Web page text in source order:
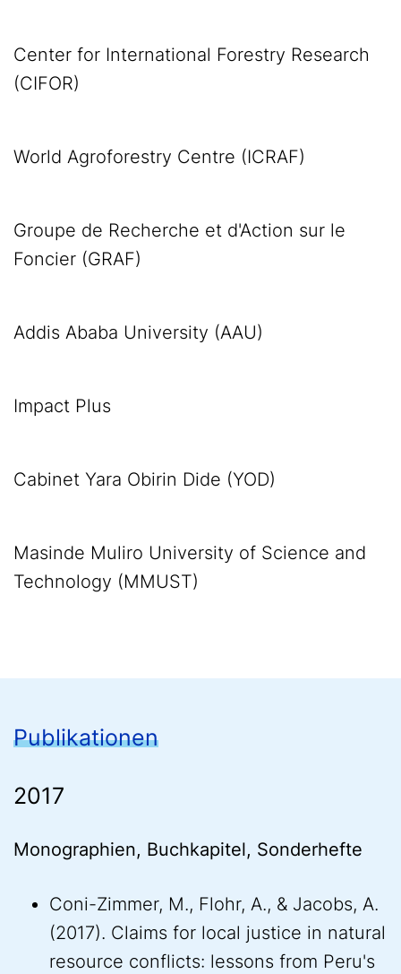
Center for International Forestry Research
(CIFOR)
World Agroforestry Centre (ICRAF)
Groupe de Recherche et d'Action sur le
Foncier (GRAF)
Addis Ababa University (AAU)
Impact Plus
Cabinet Yara Obirin Dide (YOD)
Masinde Muliro University of Science and
Technology (MMUST)
Publikationen
2017
Monographien, Buchkapitel, Sonderhefte
Coni-Zimmer, M., Flohr, A., & Jacobs, A.
(2017). Claims for local justice in natural
resource conflicts: lessons from Peru's